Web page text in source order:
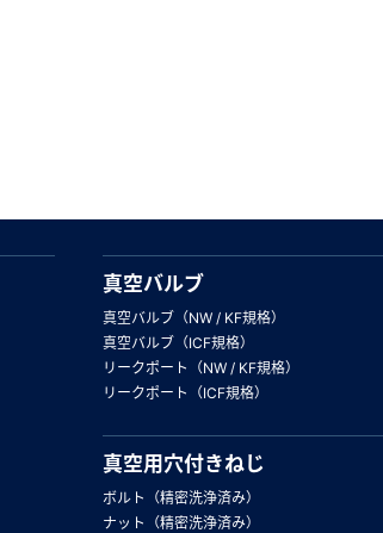
真空バルブ
真空バルブ（NW / KF規格）
真空バルブ（ICF規格）
リークポート（NW / KF規格）
リークポート（ICF規格）
真空用穴付きねじ
ボルト（精密洗浄済み）
ナット（精密洗浄済み）